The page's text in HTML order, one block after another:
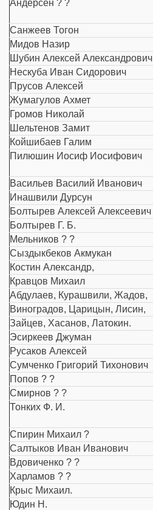
Андерсен ? ?
Санжеев Тогон
Мидов Назир
Шубин Алексей Александрович
Нескуба Иван Сидорович
Прусов Алексей
Жумагулов Ахмет
Громов Николай
Шельтенов Замит
Койшибаев Галим
Пилюшин Иосиф Иосифович
Васильев Василий Иванович
Инашвили Дурсун
Болтырев Алексей Алексеевич
Болтырев Г. Б.
Мельников ? ?
Сыздыкбеков Акмукан
Костин Александр,
Кравцов Михаил
Абдулаев, Курашвили, Жадов,
Виноградов, Царицын, Лисин,
Зайцев, Хасанов, Латокин.
Эсиркеев Джуман
Русаков Алексей
Сумченко Григорий Тихонович
Попов ? ?
Смирнов ? ?
Тонких Ф. И.
Спирин Михаил ?
Салтыков Иван Иванович
Вдовиченко ? ?
Харламов ? ?
Крыс Михаил.
Юдин Н.